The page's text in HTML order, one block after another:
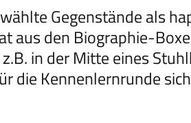
Gegenstände als
aus den Biographie-
in der Mitte eines
die Kennenlernrunde